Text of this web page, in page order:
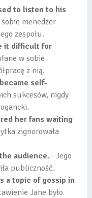
to listen to his
menedżer
zespołu.
it difficult for
w sobie
z nią.
self-
sukcesów, nigdy
her fans waiting
zignorowała
audience. - Jego
publiczność.
a topic of gossip in
Jane było